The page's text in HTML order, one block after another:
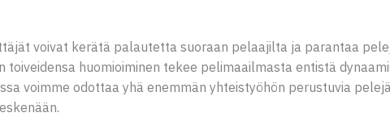
voivat kerätä palautetta suoraan pelaajilta ja parantaa
toiveidensa huomioiminen tekee pelimaailmasta entistä
voimme odottaa yhä enemmän yhteistyöhön perustuvia